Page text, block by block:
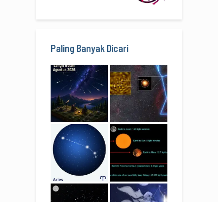
Paling Banyak Dicari